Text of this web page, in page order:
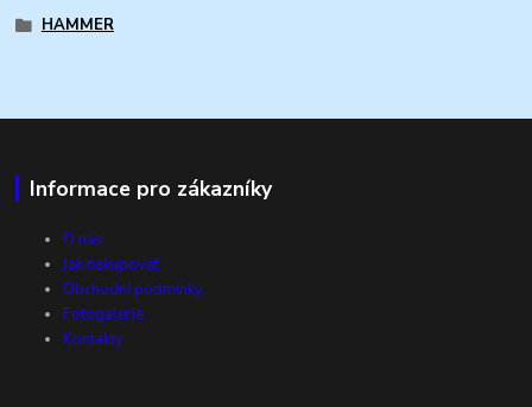
HAMMER
Informace pro zákazníky
O nás
Jak nakupovat
Obchodní podmínky
Fotogalerie
Kontakty